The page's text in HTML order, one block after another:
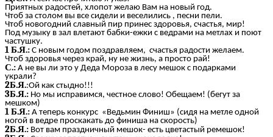
Приятных радостей, хлопот желаю Вам на новый год.
Чтоб за столом вы все сидели и веселились , песни пели.
Чтоб новогодний славный пир принес здоровья, счастья, мир!
Под музыку в зал влетают бабки-ежки с ведрами на метлах и поют
частушку.
1 Б.Я.: С новым годом поздравляем, счастья радости желаем.
Чтоб здоровья через край, ну не жизнь, а просто рай!
С.: А не вы ли это у Деда Мороза в лесу мешок с подарками
украли?
2Б.Я.:Ой как стыдно!!!
3Б.Я.: Но мы исправимся, честное слово! Обещаем! (бегут за
мешком)
1 Б.Я.: А теперь конкурс «Ведьмин Финиш» (сидя на метле одной
ногой в ведре проскакать до финиша на скорость)
2Б.Я.: Вот вам праздничный мешок- есть цветастый ремешок!